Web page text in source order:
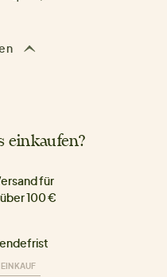
einkaufen?
für
100 €